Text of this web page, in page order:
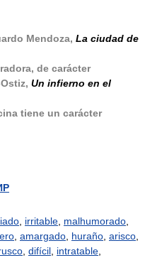
Mendoza, La ciudad de
de carácter
Un infierno en el
tiene un carácter
irritable malhumorado
amargado huraño arisco
difícil intratable